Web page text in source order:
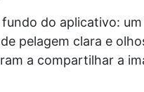
do aplicativo:
pelagem clara e
a compartilhar a